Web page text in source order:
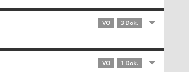
VO 3 Dok.
VO 1 Dok.